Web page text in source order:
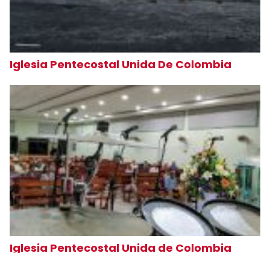
Iglesia Pentecostal Unida De Colombia
Iglesia Pentecostal Unida de Colombia